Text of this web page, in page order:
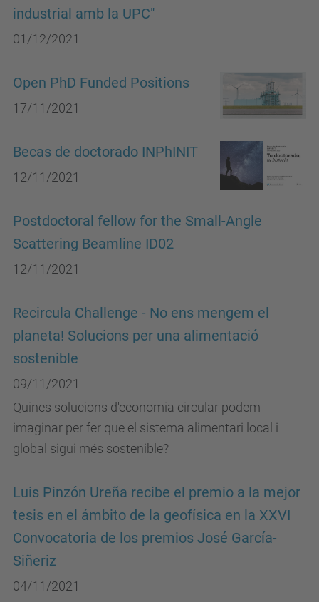
industrial amb la UPC"
01/12/2021
Open PhD Funded Positions
17/11/2021
Becas de doctorado INPhINIT
12/11/2021
Postdoctoral fellow for the Small-Angle
Scattering Beamline ID02
12/11/2021
Recircula Challenge - No ens mengem el
planeta! Solucions per una alimentació
sostenible
09/11/2021
Quines solucions d'economia circular podem
imaginar per fer que el sistema alimentari local i
global sigui més sostenible?
Luis Pinzón Ureña recibe el premio a la mejor
tesis en el ámbito de la geofísica en la XXVI
Convocatoria de los premios José García-
Siñeriz
04/11/2021